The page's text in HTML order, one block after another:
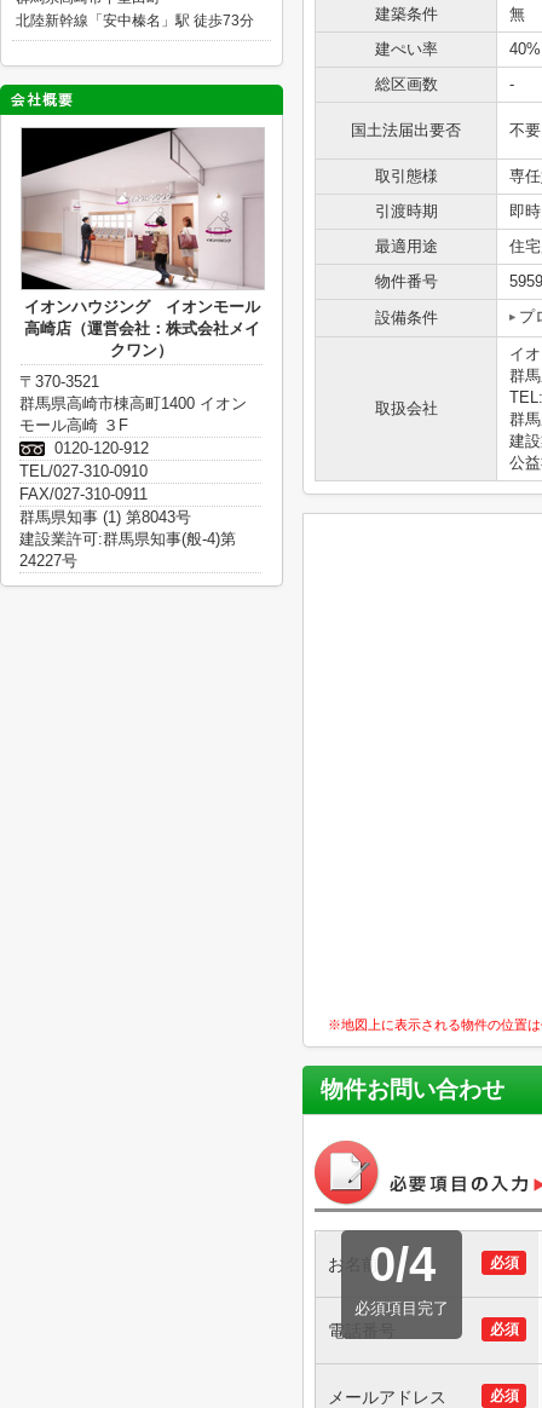
建築条件
無
建ぺい率
40%
総区画数
-
国土法届出要否 不要
取引態様
専
引渡時期
即時
最適用途
住
物件番号
設備条件
プ
取扱会社
イ
群
群
建
公
※地図上に表示される物件の位置
物件お問い合わせ
0/4
必須項目完了
必須
お名前
必須
電話番号
必須
メールアドレス
北陸新幹線「安中榛名」駅 徒歩73分
イオンハウジング イオンモール
高崎店（運営会社：株式会社メイ
クワン）
〒370-3521
群馬県高崎市棟高町1400 イオン
モール高崎 ３F
0120-120-912
TEL/027-310-0910
FAX/027-310-0911
群馬県知事 (1) 第8043号
建設業許可:群馬県知事(般-4)第
24227号